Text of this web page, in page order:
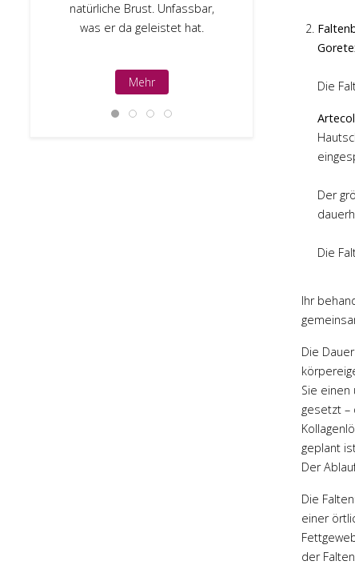
natürliche Brust. Unfassbar,
was er da geleistet hat.
Mehr Die
Der
Die
Ihr
Die
Sie
gesetzt –
geplant
Der
Die
einer
der